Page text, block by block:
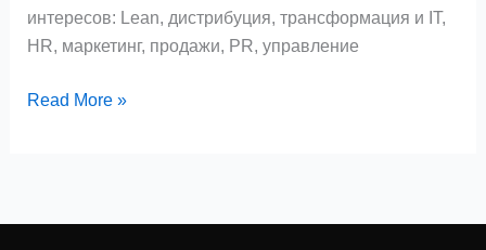
интересов: Lean, дистрибуция, трансформация и IT,
HR, маркетинг, продажи, PR, управление
Read More »